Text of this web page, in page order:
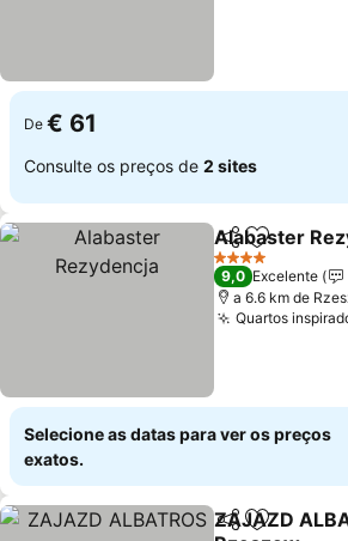
De € 61
Consulte os preços de 2 sites
PartilharAdicionar
Alabaster
4 Estrelas
9,0 Excelente
a 6.6 km de
Quartos
Selecione as datas para ver os preços
exatos.
PartilharAdicionar
ZAJAZD